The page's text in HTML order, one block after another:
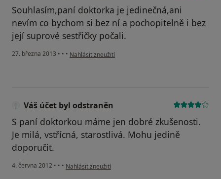
Souhlasím,paní doktorka je jedinečná,ani
nevím co bychom si bez ní a pochopitelně i bez
její suprové sestřičky počali.
27. března 2013 • • • podle názoru uživatele Váš účet byl odstraněn
Nahlásit zneužití
Váš účet byl odstraněn
S paní doktorkou máme jen dobré zkušenosti.
Je milá, vstřícná, starostlivá. Mohu jedině
doporučit.
4. června 2012 • • • podle názoru uživatele Váš účet byl odstraněn
Nahlásit zneužití